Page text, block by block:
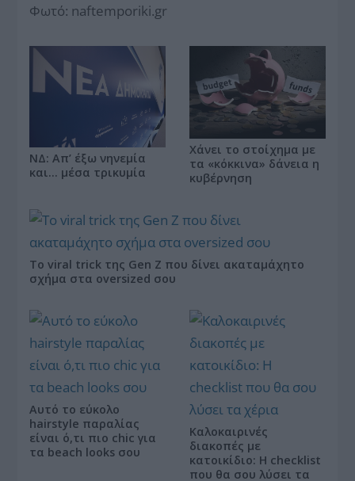
Φωτό: naftemporiki.gr
ΝΔ: Απ’ έξω νηνεμία
και… μέσα τρικυμία
Χάνει το στοίχημα με
τα «κόκκινα» δάνεια η
κυβέρνηση
Το viral trick της Gen Z που δίνει ακαταμάχητο
σχήμα στα oversized σου
Αυτό το εύκολο
hairstyle παραλίας
είναι ό,τι πιο chic για
τα beach looks σου
Καλοκαιρινές
διακοπές με
κατοικίδιο: Η checklist
που θα σου λύσει τα